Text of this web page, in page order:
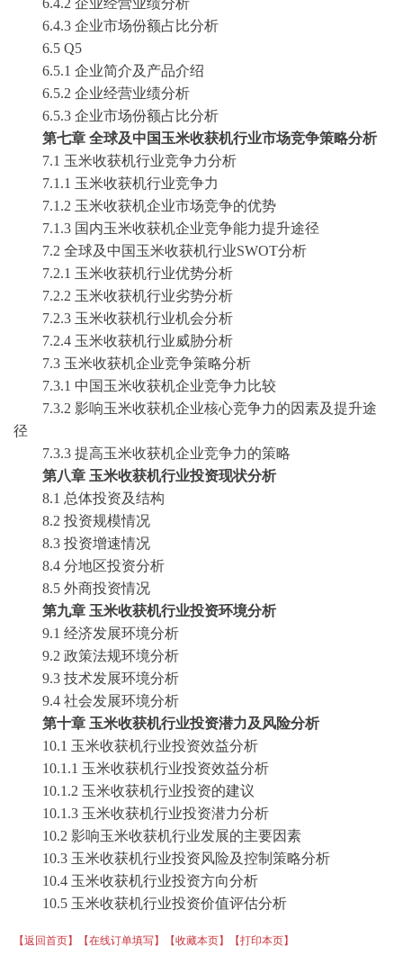
6.4.2 企业经营业绩分析
6.4.3 企业市场份额占比分析
6.5 Q5
6.5.1 企业简介及产品介绍
6.5.2 企业经营业绩分析
6.5.3 企业市场份额占比分析
第七章 全球及中国玉米收获机行业市场竞争策略分析
7.1 玉米收获机行业竞争力分析
7.1.1 玉米收获机行业竞争力
7.1.2 玉米收获机企业市场竞争的优势
7.1.3 国内玉米收获机企业竞争能力提升途径
7.2 全球及中国玉米收获机行业SWOT分析
7.2.1 玉米收获机行业优势分析
7.2.2 玉米收获机行业劣势分析
7.2.3 玉米收获机行业机会分析
7.2.4 玉米收获机行业威胁分析
7.3 玉米收获机企业竞争策略分析
7.3.1 中国玉米收获机企业竞争力比较
7.3.2 影响玉米收获机企业核心竞争力的因素及提升途
径
7.3.3 提高玉米收获机企业竞争力的策略
第八章 玉米收获机行业投资现状分析
8.1 总体投资及结构
8.2 投资规模情况
8.3 投资增速情况
8.4 分地区投资分析
8.5 外商投资情况
第九章 玉米收获机行业投资环境分析
9.1 经济发展环境分析
9.2 政策法规环境分析
9.3 技术发展环境分析
9.4 社会发展环境分析
第十章 玉米收获机行业投资潜力及风险分析
10.1 玉米收获机行业投资效益分析
10.1.1 玉米收获机行业投资效益分析
10.1.2 玉米收获机行业投资的建议
10.1.3 玉米收获机行业投资潜力分析
10.2 影响玉米收获机行业发展的主要因素
10.3 玉米收获机行业投资风险及控制策略分析
10.4 玉米收获机行业投资方向分析
10.5 玉米收获机行业投资价值评估分析
【返回首页】 【在线订单填写】 【收藏本页】 【打印本页】